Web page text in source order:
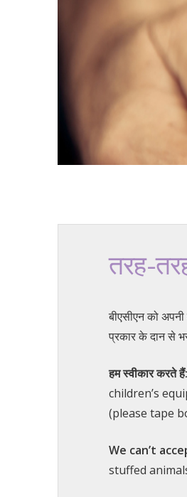
तरह-
बीएसीएन को
प्रकार के दान से
हम स्वीकार करते हैं:
children’s
(please tape
We can’t
stuffed